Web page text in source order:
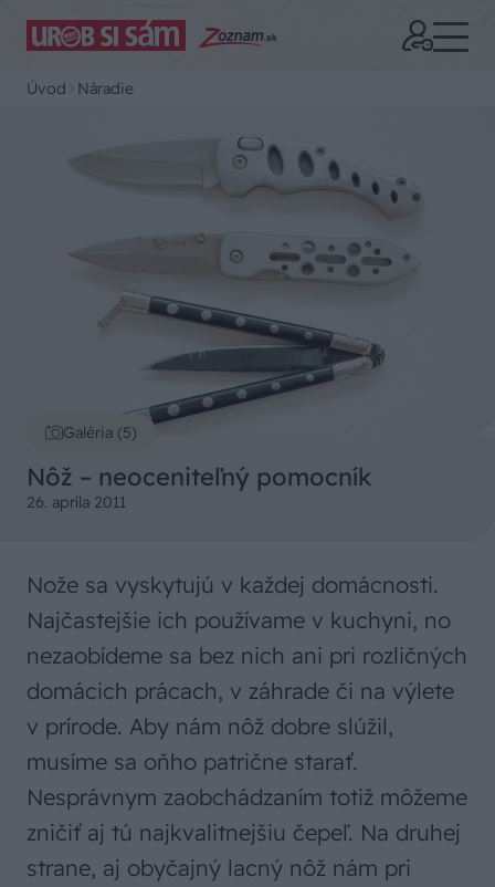
Úvod Náradie
Galéria (5)
Nôž – neoceniteľný pomocník
26. apríla 2011
Nože sa vyskytujú v každej domácnosti.
Najčastejšie ich používame v kuchyni, no
nezaobídeme sa bez nich ani pri rozličných
domácich prácach, v záhrade či na výlete
v prírode. Aby nám nôž dobre slúžil,
musíme sa oňho patrične starať.
Nesprávnym zaobchádzaním totiž môžeme
zničiť aj tú najkvalitnejšiu čepeľ. Na druhej
strane, aj obyčajný lacný nôž nám pri